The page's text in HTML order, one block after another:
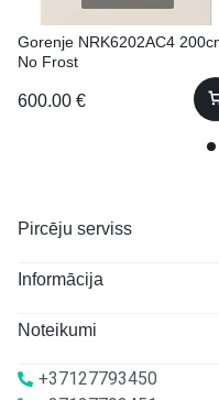
Gorenje NRK6202AC4
No Frost
600.00 €
Pircēju serviss
Informācija
Noteikumi
+37127793450